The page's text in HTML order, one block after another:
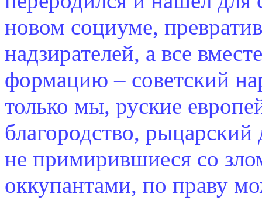
новом социуме,
надзирателей, а все
формацию – советский
только мы, руские
благородство,
не примирившиеся со
оккупантами, по праву